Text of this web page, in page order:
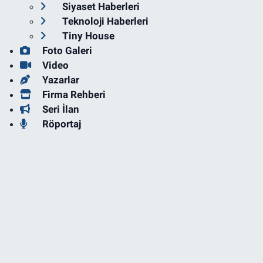
Siyaset Haberleri
Teknoloji Haberleri
Tiny House
Foto Galeri
Video
Yazarlar
Firma Rehberi
Seri İlan
Röportaj